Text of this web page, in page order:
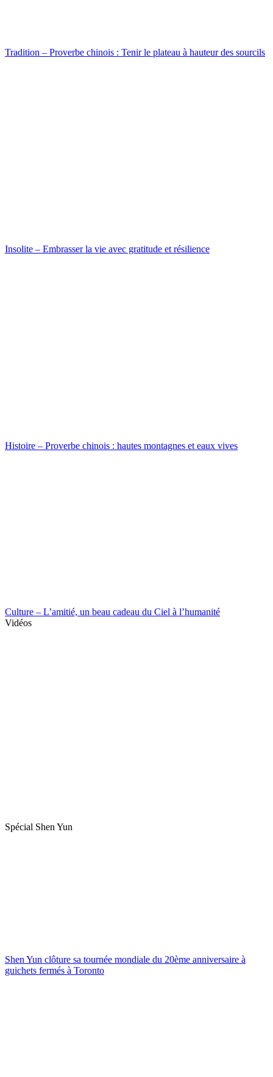
Tradition – Proverbe chinois : Tenir le plateau à hauteur des sourcils
Insolite – Embrasser la vie avec gratitude et résilience
Histoire – Proverbe chinois : hautes montagnes et eaux vives
Culture – L’amitié, un beau cadeau du Ciel à l’humanité
Vidéos
Spécial Shen Yun
Shen Yun clôture sa tournée mondiale du 20ème anniversaire à
guichets fermés à Toronto